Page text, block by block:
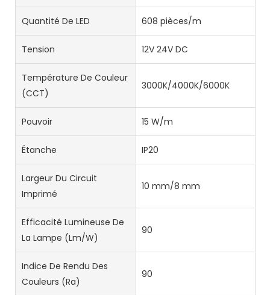
Quantité De LED 608 pièces/m
Tension 12V 24V DC
Température De Couleur
(CCT)
3000K/4000K/6000K
Pouvoir 15 W/m
Étanche IP20
Largeur Du Circuit
Imprimé
10 mm/8 mm
Efficacité Lumineuse De
La Lampe (lm/W)
90
Indice De Rendu Des
Couleurs (Ra)
90